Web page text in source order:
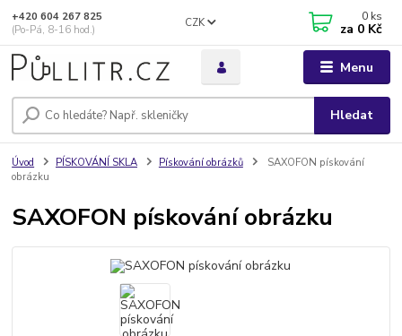
Menu
CZK
Hledat
+420 604 267 825
(Po-Pá, 8-16 hod.)
0 ks
za 0 Kč
Úvod PÍSKOVÁNÍ SKLA Pískování obrázků
SAXOFON pískování
obrázku
SAXOFON pískování obrázku